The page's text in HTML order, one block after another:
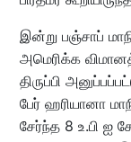
இன்று பஞ்சாப்
அமெரிக்க
திருப்பி
பேர் ஹரியானா
சேர்ந்த 8 உ.பி ஐ